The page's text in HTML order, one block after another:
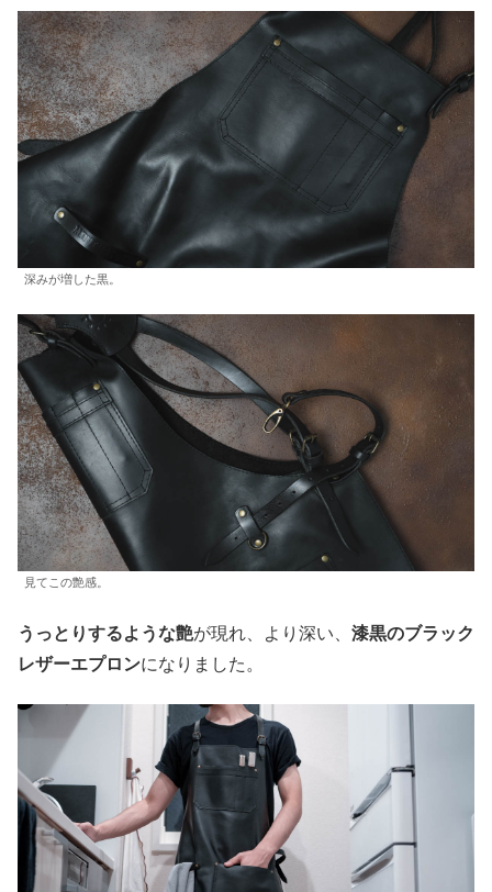
深みが増した黒。
見てこの艶感。
うっとりするような艶が現れ、より深い、 漆黒のブラック
レザーエプロンになりました。